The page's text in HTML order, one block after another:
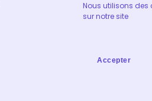
Nous utilisons des
sur notre site
Accepter